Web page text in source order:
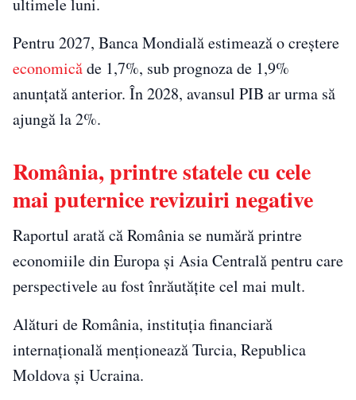
ultimele luni.
Pentru 2027, Banca Mondială estimează o creștere
economicăde 1,7%, sub prognoza de 1,9%
anunțată anterior. În 2028, avansul PIB ar urma să
ajungă la 2%.
România, printre statele cu cele
mai puternice revizuiri negative
Raportul arată că România se numără printre
economiile din Europa și Asia Centrală pentru care
perspectivele au fost înrăutățite cel mai mult.
Alături de România, instituția financiară
internațională menționează Turcia, Republica
Moldova și Ucraina.